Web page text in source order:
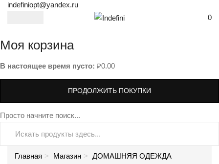
indefiniopt@yandex.ru
0
Моя корзина
В настоящее время пусто: ₽0.00
ПРОДОЛЖИТЬ ПОКУПКИ
Просто начните поиск...
Главная Магазин
ДОМАШНЯЯ ОДЕЖДА